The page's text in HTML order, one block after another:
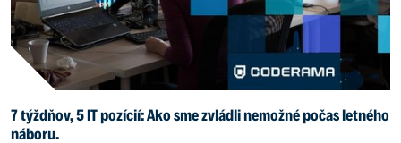
7 týždňov, 5 IT pozícií: Ako sme zvládli nemožné počas letného
náboru.